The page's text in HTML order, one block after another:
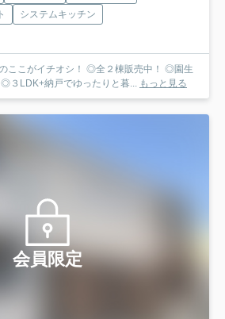
システムキッチン
ここがイチオシ！ ◎全２棟販売中！ ◎園生
３LDK+納戸でゆったりと暮...
もっと見る
会員限定